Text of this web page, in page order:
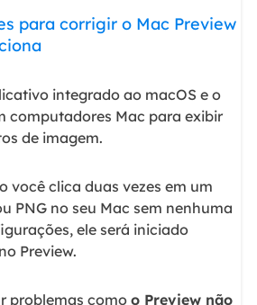
para corrigir o Mac Preview
integrado ao macOS e o
computadores Mac para exibir
de imagem.
você clica duas vezes em um
PNG no seu Mac sem nenhuma
ele será iniciado
Preview.
problemas como o Preview não